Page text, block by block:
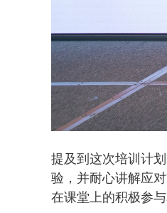
提及到这次培训计
验，并耐心讲解应
在课堂上的积极参